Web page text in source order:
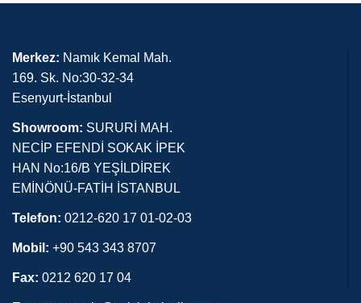
Merkez: Namık Kemal Mah.
169. Sk. No:30-32-34
Esenyurt-İstanbul
Showroom: SURURİ MAH.
NECİP EFENDİ SOKAK İPEK
HAN No:16/B YEŞİLDİREK
EMİNÖNÜ-FATİH İSTANBUL
Telefon: 0212-620 17 01-02-03
Mobil: +90 543 343 8707
Fax: 0212 620 17 04